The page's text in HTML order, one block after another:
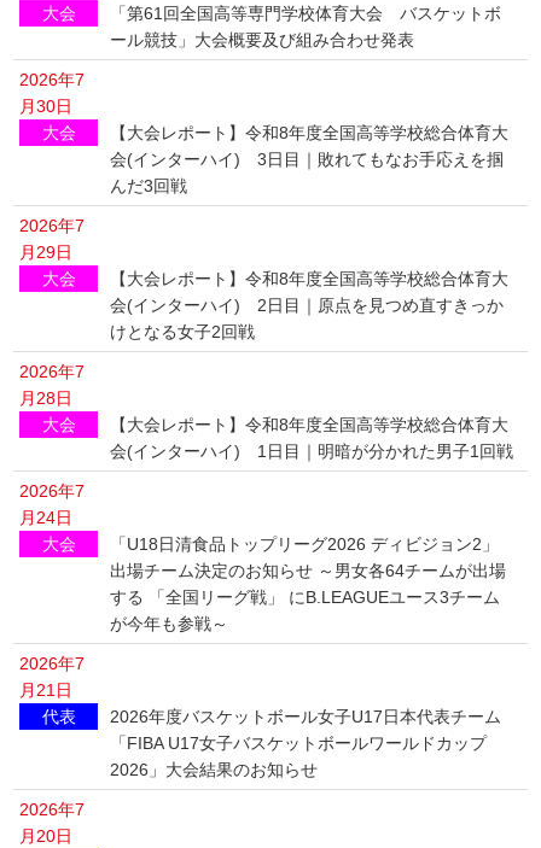
大会
「第61回全国高等専門学校体育大会 バスケットボ
ール競技」大会概要及び組み合わせ発表
2026年7
月30日
大会
【大会レポート】令和8年度全国高等学校総合体育大
会(インターハイ) 3日目｜敗れてもなお手応えを掴
んだ3回戦
2026年7
月29日
大会
【大会レポート】令和8年度全国高等学校総合体育大
会(インターハイ) 2日目｜原点を見つめ直すきっか
けとなる女子2回戦
2026年7
月28日
大会
【大会レポート】令和8年度全国高等学校総合体育大
会(インターハイ) 1日目｜明暗が分かれた男子1回戦
2026年7
月24日
大会
「U18日清食品トップリーグ2026 ディビジョン2」
出場チーム決定のお知らせ ～男女各64チームが出場
する 「全国リーグ戦」 にB.LEAGUEユース3チーム
が今年も参戦～
2026年7
月21日
代表
2026年度バスケットボール女子U17日本代表チーム
「FIBA U17女子バスケットボールワールドカップ
2026」大会結果のお知らせ
2026年7
月20日